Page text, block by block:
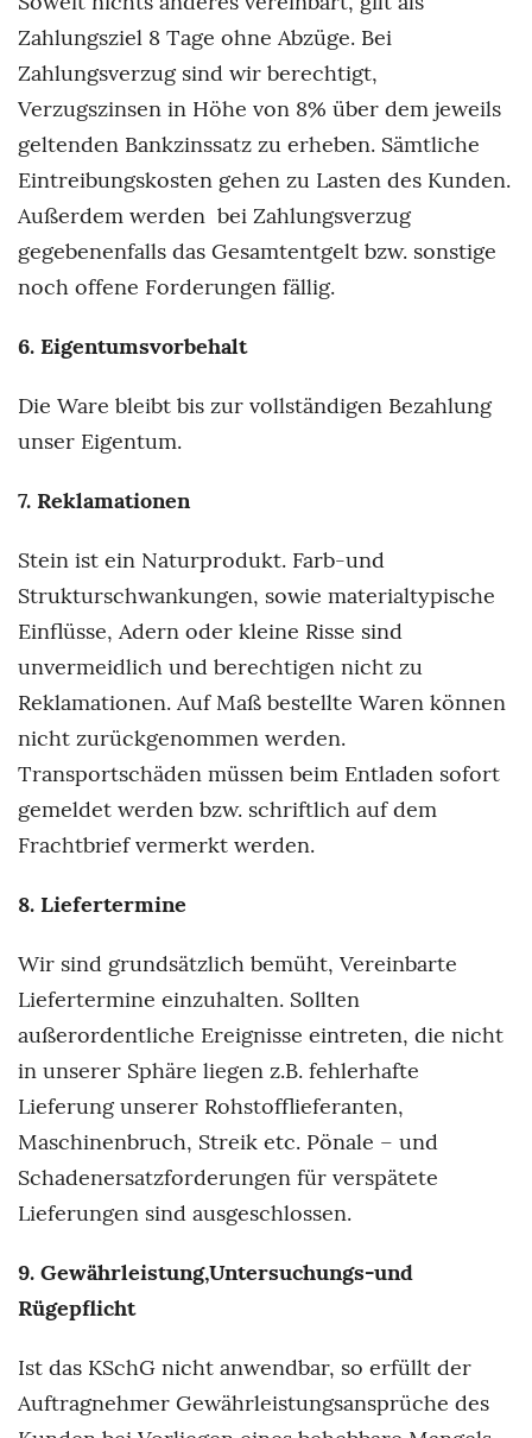
Zahlungsziel 8 Tage ohne Abzüge. Bei
Zahlungsverzug sind wir berechtigt,
Verzugszinsen in Höhe von 8% über dem jeweils
geltenden Bankzinssatz zu erheben. Sämtliche
Eintreibungskosten gehen zu Lasten des Kunden.
Außerdem werden bei Zahlungsverzug
gegebenenfalls das Gesamtentgelt bzw. sonstige
noch offene Forderungen fällig.
6. Eigentumsvorbehalt
Die Ware bleibt bis zur vollständigen Bezahlung
unser Eigentum.
7. Reklamationen
Stein ist ein Naturprodukt. Farb-und
Strukturschwankungen, sowie materialtypische
Einflüsse, Adern oder kleine Risse sind
unvermeidlich und berechtigen nicht zu
Reklamationen. Auf Maß bestellte Waren können
nicht zurückgenommen werden.
Transportschäden müssen beim Entladen sofort
gemeldet werden bzw. schriftlich auf dem
Frachtbrief vermerkt werden.
8. Liefertermine
Wir sind grundsätzlich bemüht, Vereinbarte
Liefertermine einzuhalten. Sollten
außerordentliche Ereignisse eintreten, die nicht
in unserer Sphäre liegen z.B. fehlerhafte
Lieferung unserer Rohstofflieferanten,
Maschinenbruch, Streik etc. Pönale – und
Schadenersatzforderungen für verspätete
Lieferungen sind ausgeschlossen.
9. Gewährleistung,Untersuchungs-und
Rügepflicht
Ist das KSchG nicht anwendbar, so erfüllt der
Auftragnehmer Gewährleistungsansprüche des